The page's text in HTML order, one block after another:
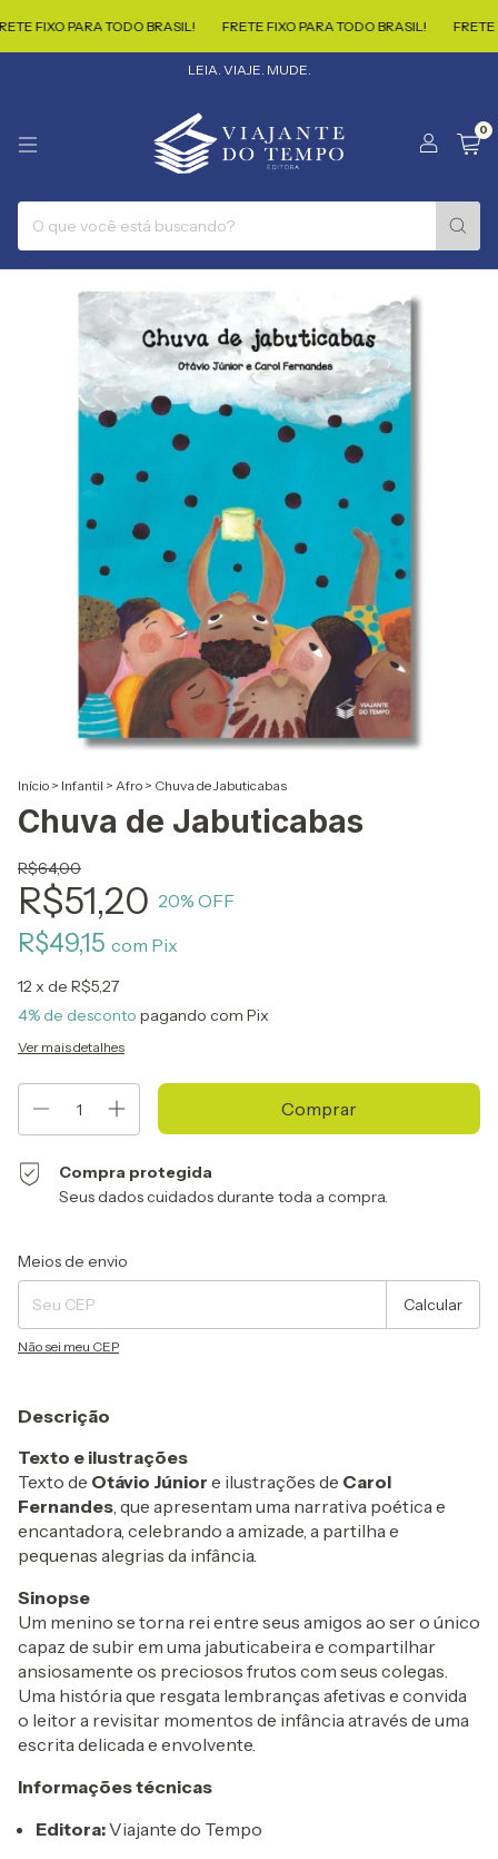
FIXO PARA TODO BRASIL! FRETE FIXO PARA TODO BRASIL! FRETE
LEIA. VIAJE. MUDE.
0
Início > Infantil > Afro > Chuva de Jabuticabas
Chuva de Jabuticabas
R$64,00
R$51,20 20% OFF
R$49,15 com Pix
12x de R$5,27
4% de desconto pagando com Pix
Ver mais detalhes
Compra protegida
Seus dados cuidados durante toda a compra.
Entregas para o CEP:
Meios de envio
Calcular
Não sei meu CEP
Descrição
Texto e ilustrações
Texto de Otávio Júnior e ilustrações de Carol
Fernandes, que apresentam uma narrativa poética e
encantadora, celebrando a amizade, a partilha e
pequenas alegrias da infância.
Sinopse
Um menino se torna rei entre seus amigos ao ser o único
capaz de subir em uma jabuticabeira e compartilhar
ansiosamente os preciosos frutos com seus colegas.
Uma história que resgata lembranças afetivas e convida
o leitor a revisitar momentos de infância através de uma
escrita delicada e envolvente.
Informações técnicas
Editora:Viajante do Tempo